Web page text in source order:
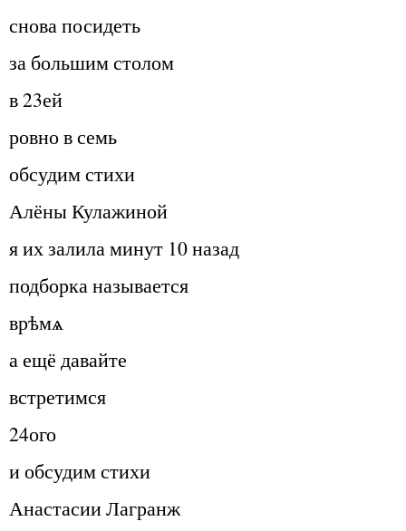
снова посидеть
за большим столом
в 23ей
ровно в семь
обсудим стихи
Алёны Кулажиной
я их залила минут 10 назад
подборка называется
врѣмѧ
а ещё давайте
встретимся
24ого
и обсудим стихи
Анастасии Лагранж